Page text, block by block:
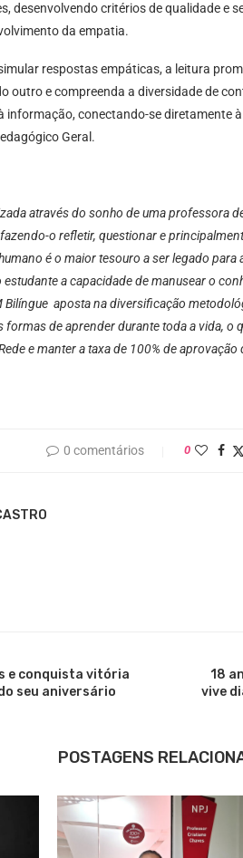
desenvolvendo critérios de qualidade e
da empatia.
respostas empáticas, a leitura
outro e compreenda a diversidade de
informação, conectando-se diretamente
Geral.
através do sonho de uma professora
o refletir, questionar e
é o maior tesouro a ser legado
a capacidade de manusear o
Bilíngue aposta na diversificação
de aprender durante toda a vida,
e manter a taxa de 100% de
0 comentários 0
e conquista vitória
seu aniversário
18
vive
POSTAGENS